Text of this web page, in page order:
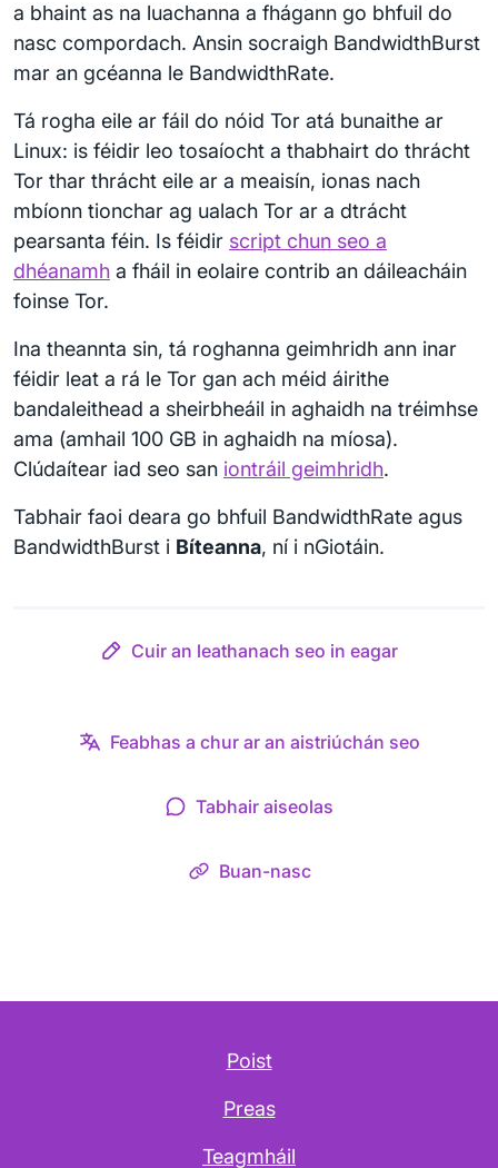
a bhaint as na luachanna a fhágann go bhfuil do
nasc compordach. Ansin socraigh BandwidthBurst
mar an gcéanna le BandwidthRate.
Tá rogha eile ar fáil do nóid Tor atá bunaithe ar
Linux: is féidir leo tosaíocht a thabhairt do thrácht
Tor thar thrácht eile ar a meaisín, ionas nach
mbíonn tionchar ag ualach Tor ar a dtrácht
pearsanta féin. Is féidir script chun seo a
dhéanamh a fháil in eolaire contrib an dáileacháin
foinse Tor.
Ina theannta sin, tá roghanna geimhridh ann inar
féidir leat a rá le Tor gan ach méid áirithe
bandaleithead a sheirbheáil in aghaidh na tréimhse
ama (amhail 100 GB in aghaidh na míosa).
Clúdaítear iad seo san iontráil geimhridh.
Tabhair faoi deara go bhfuil BandwidthRate agus
BandwidthBurst i Bíteanna, ní i nGiotáin.
Cuir an leathanach seo in eagar
Feabhas a chur ar an aistriúchán seo
Tabhair aiseolas
Buan-nasc
Poist
Preas
Teagmháil